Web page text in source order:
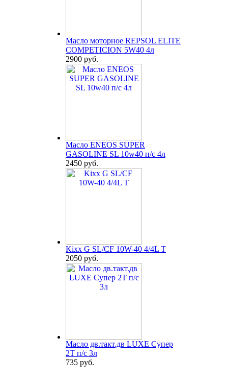
Масло моторное REPSOL ELITE
COMPETICION 5W40 4л
2900 руб.
Масло ENEOS SUPER
GASOLINE SL 10w40 п/с 4л
2450 руб.
Kixx G SL/CF 10W-40 4/4L T
2050 руб.
Масло дв.такт.дв LUXE Супер
2Т п/с 3л
735 руб.